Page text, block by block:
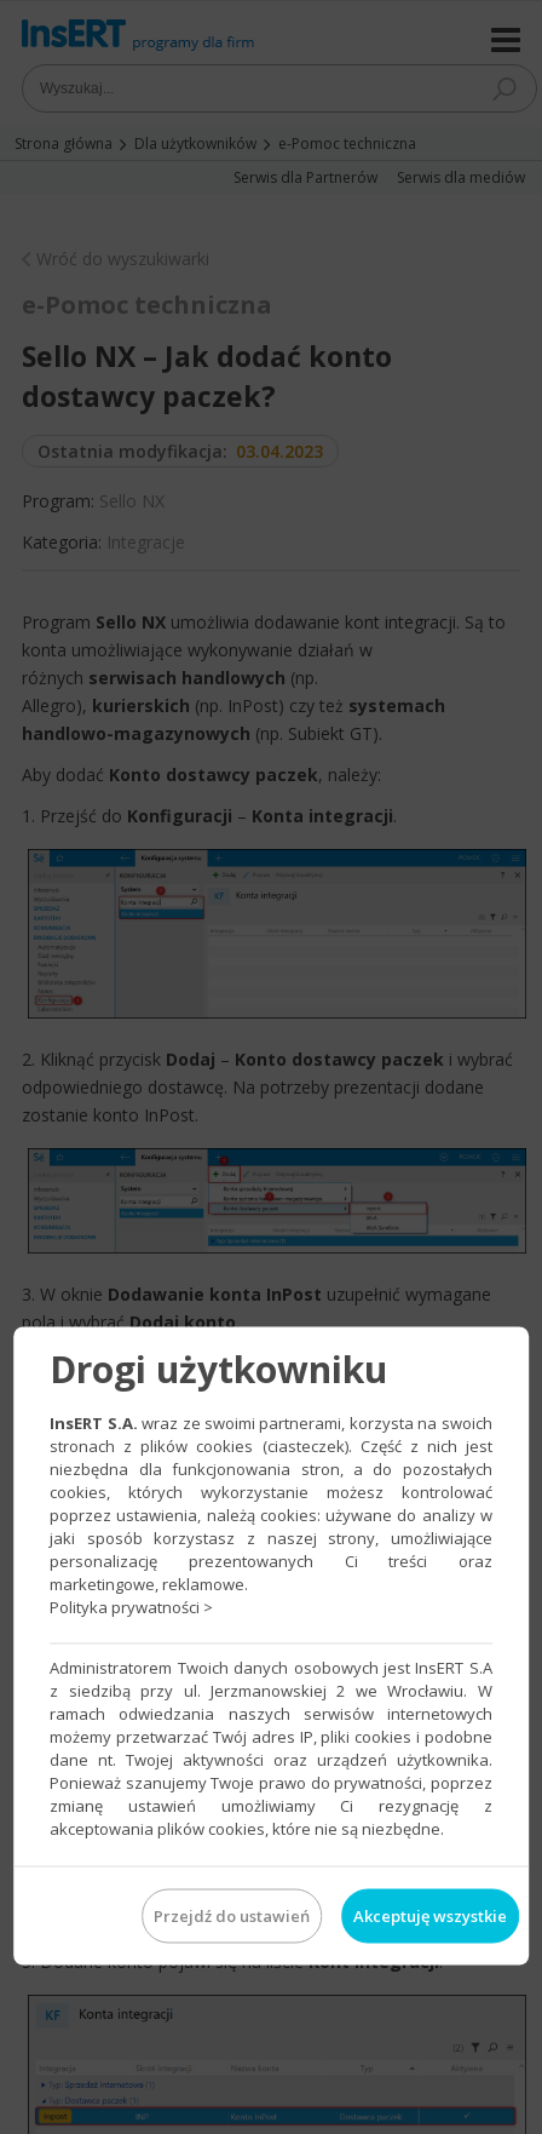
Strona główna Dla użytkowników
e-Pomoc techniczna
Serwis dla Partnerów
Serwis dla mediów
Wróć do wyszukiwarki
e-Pomoc techniczna
Sello NX – Jak dodać konto
dostawcy paczek?
Ostatnia modyfikacja: 03.04.2023
Program: Sello NX
Kategoria: Integracje
Program Sello NX umożliwia dodawanie kont integracji. Są to
konta umożliwiające wykonywanie działań w
różnych serwisach handlowych (np.
Allegro), kurierskich (np. InPost) czy też systemach
handlowo-magazynowych (np. Subiekt GT).
Aby dodać Konto dostawcy paczek, należy:
1. Przejść do Konfiguracji – Konta integracji.
2. Kliknąć przycisk Dodaj – Konto dostawcy paczek ​i wybrać
odpowiedniego dostawcę. Na potrzeby prezentacji dodane
zostanie konto InPost.
3. W oknie Dodawanie konta InPost ​ uzupełnić wymagane
pola i wybraćDodaj konto.​
4. Pojawi się okno z danymi konta dostawcy paczek. Po
zweryfikowaniu ich poprawności wybraćZapisz.
5. Dodane konto pojawi się na liścieKont integracji.​​
Drogi użytkowniku
InsERT S.A. wraz ze swoimi partnerami, korzysta na swoich
stronach z plików cookies (ciasteczek). Część z nich jest
niezbędna dla funkcjonowania stron, a do pozostałych
cookies, których wykorzystanie możesz kontrolować
poprzez ustawienia, należą cookies: używane do analizy w
jaki sposób korzystasz z naszej strony, umożliwiające
personalizację prezentowanych Ci treści oraz
marketingowe, reklamowe.
Polityka prywatności >
Administratorem Twoich danych osobowych jest InsERT S.A
z siedzibą przy ul. Jerzmanowskiej 2 we Wrocławiu. W
ramach odwiedzania naszych serwisów internetowych
możemy przetwarzać Twój adres IP, pliki cookies i podobne
dane nt. Twojej aktywności oraz urządzeń użytkownika.
Ponieważ szanujemy Twoje prawo do prywatności, poprzez
zmianę ustawień umożliwiamy Ci rezygnację z
akceptowania plików cookies, które nie są niezbędne.
Przejdź do ustawień Akceptuję wszystkie